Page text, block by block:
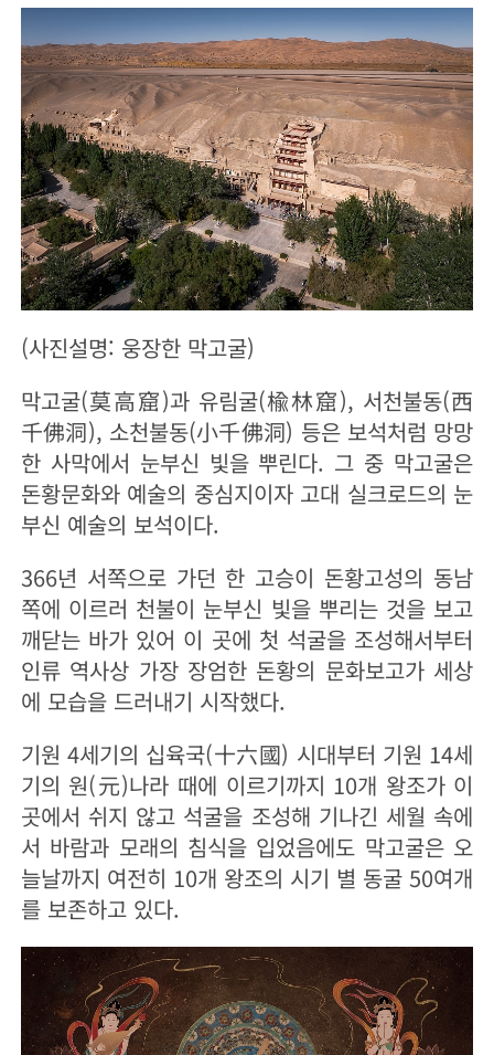
(사진설명: 웅장한 막고굴)
막고굴(莫高窟)과 유림굴(楡林窟), 서천불동(西
千佛洞), 소천불동(小千佛洞) 등은 보석처럼 망망
한 사막에서 눈부신 빛을 뿌린다. 그 중 막고굴은
돈황문화와 예술의 중심지이자 고대 실크로드의 눈
부신 예술의 보석이다.
366년 서쪽으로 가던 한 고승이 돈황고성의 동남
쪽에 이르러 천불이 눈부신 빛을 뿌리는 것을 보고
깨닫는 바가 있어 이 곳에 첫 석굴을 조성해서부터
인류 역사상 가장 장엄한 돈황의 문화보고가 세상
에 모습을 드러내기 시작했다.
기원 4세기의 십육국(十六國) 시대부터 기원 14세
기의 원(元)나라 때에 이르기까지 10개 왕조가 이
곳에서 쉬지 않고 석굴을 조성해 기나긴 세월 속에
서 바람과 모래의 침식을 입었음에도 막고굴은 오
늘날까지 여전히 10개 왕조의 시기 별 동굴 50여개
를 보존하고 있다.